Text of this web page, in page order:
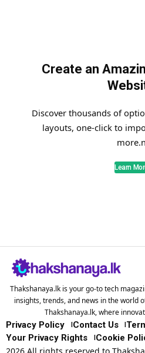
Create an
Discover thousands of
layouts, one-click to
more.n
Learn
Thakshanaya.lk is your go-to tech
insights, trends, and news in the world
Thakshanaya.lk, where
Privacy Policy Contact Us
Your Privacy Rights
Cookie